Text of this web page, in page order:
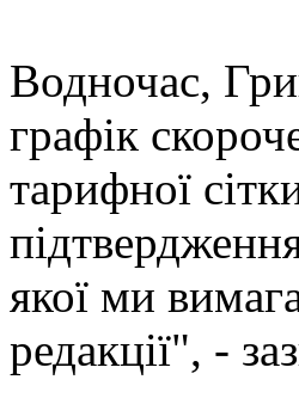
Водночас,
графік
тарифної
якої ми
редакції", -